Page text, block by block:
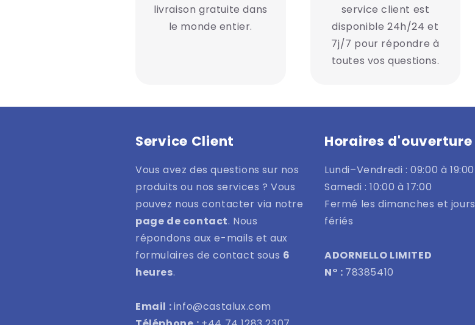
livraison gratuite dans
le monde entier.
service client est
disponible 24h/24 et
7j/7 pour répondre à
toutes vos questions.
Service Client
Vous avez des questions sur nos
produits ou nos services ? Vous
pouvez nous contacter via notre
page de contact. Nous
répondons aux e-mails et aux
formulaires de contact sous 6
heures.
Email :info@castalux.com
Horaires d'ouverture
Lundi–Vendredi : 09:00 à 19:00
Samedi : 10:00 à 17:00
Fermé les dimanches et jours
fériés
ADORNELLO LIMITED
N° : 78385410